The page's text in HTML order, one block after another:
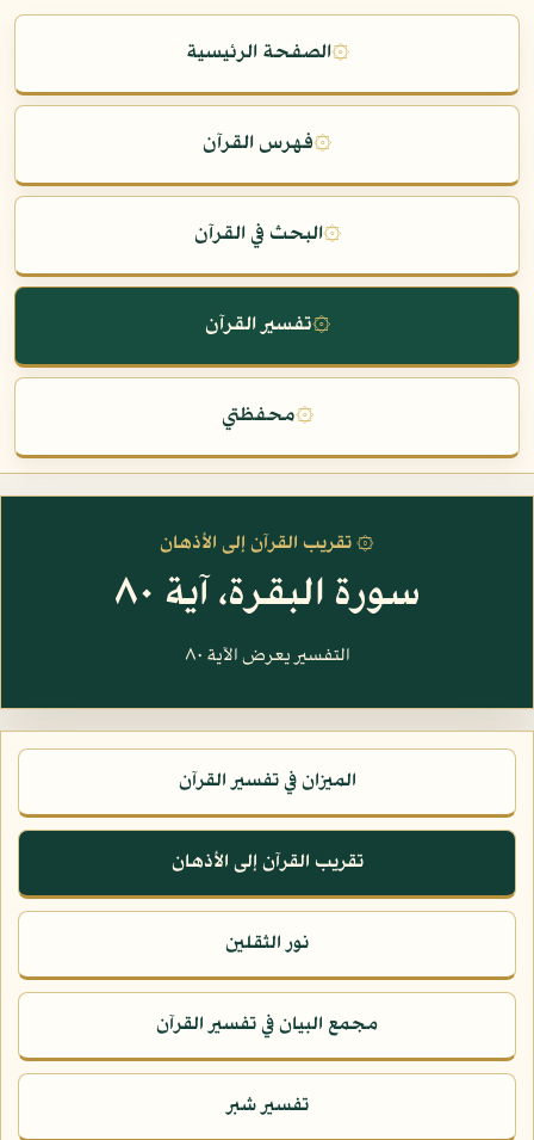
۞الصفحة الرئيسية
۞فهرس القرآن
۞البحث في القرآن
۞تفسير القرآن
۞محفظتي
۞ تقريب القرآن إلى الأذهان
سورة البقرة، آية ٨٠
التفسير يعرض الآية ٨٠
الميزان في تفسير القرآن
تقريب القرآن إلى الأذهان
نور الثقلين
مجمع البيان في تفسير القرآن
تفسير شبر